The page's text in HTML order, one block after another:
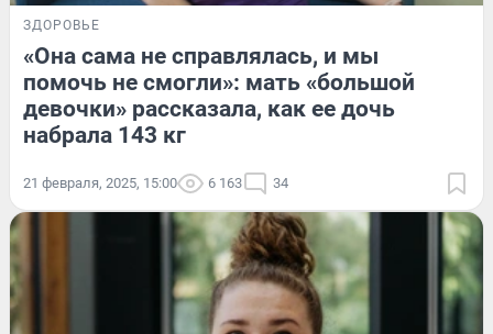
ЗДОРОВЬЕ
«Она сама не справлялась, и мы
помочь не смогли»: мать «большой
девочки» рассказала, как ее дочь
набрала 143 кг
21 февраля, 2025, 15:00 6 163 34